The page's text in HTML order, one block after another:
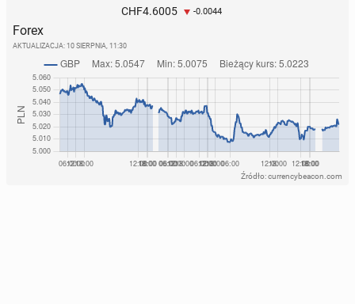
CHF4.6005 -0.0044
Forex
AKTUALIZACJA: 10 SIERPNIA, 11:30
Źródło: currencybeacon.com